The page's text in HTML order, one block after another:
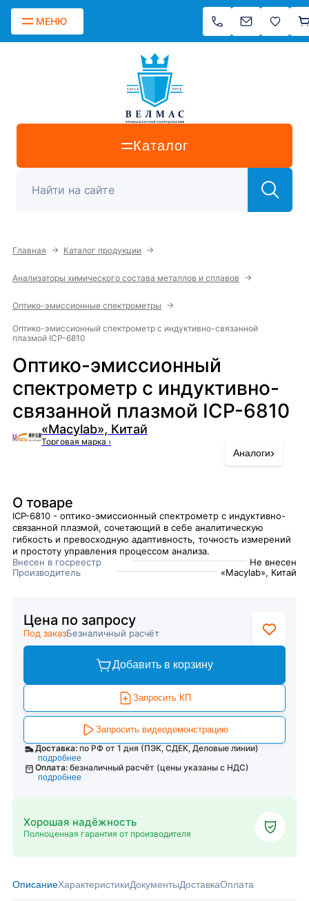
МЕНЮ
Каталог
Главная → Каталог продукции →
Анализаторы химического состава металлов и сплавов →
Оптико-эмиссионные спектрометры →
Оптико-эмиссионный спектрометр с индуктивно-связанной
плазмой ICP-6810
Оптико-эмиссионный
спектрометр с индуктивно-
связанной плазмой ICP-6810
«Macylab», Китай
Торговая марка ›
Аналоги›
О товаре
ICP-6810 - оптико-эмиссионный спектрометр с индуктивно-
связанной плазмой, сочетающий в себе аналитическую
гибкость и превосходную адаптивность, точность измерений
и простоту управления процессом анализа.
Внесен в госреестр
Не внесен
Производитель
«Macylab», Китай
Цена по запросу
Под заказБезналичный расчёт
Добавить в корзину
Запросить КП
Запросить видеодемонстрацию
Доставка: по РФ от 1 дня (ПЭК, СДЕК, Деловые линии)
подробнее
Оплата: безналичный расчёт (цены указаны с НДС)
подробнее
Хорошая надёжность
Полноценная гарантия от производителя
ОписаниеХарактеристикиДокументыДоставкаОплата